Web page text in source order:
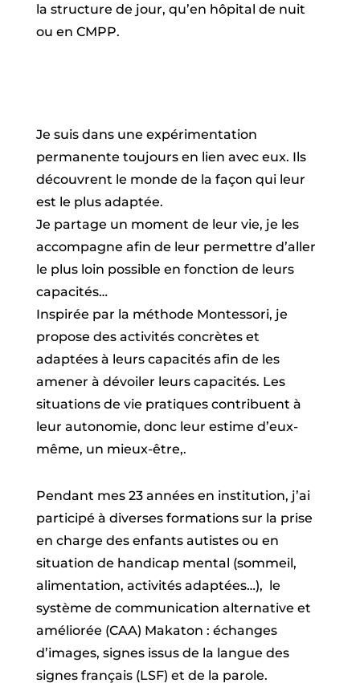
la structure de jour, qu’en hôpital de nuit
ou en CMPP.
Je suis dans une expérimentation
permanente toujours en lien avec eux. Ils
découvrent le monde de la façon qui leur
est le plus adaptée.
Je partage un moment de leur vie, je les
accompagne afin de leur permettre d’aller
le plus loin possible en fonction de leurs
capacités…
Inspirée par la méthode Montessori, je
propose des activités concrètes et
adaptées à leurs capacités afin de les
amener à dévoiler leurs capacités. Les
situations de vie pratiques contribuent à
leur autonomie, donc leur estime d’eux-
même, un mieux-être,.
Pendant mes 23 années en institution, j’ai
participé à diverses formations sur la prise
en charge des enfants autistes ou en
situation de handicap mental (sommeil,
alimentation, activités adaptées…), le
système de communication alternative et
améliorée (CAA) Makaton : échanges
d’images, signes issus de la langue des
signes français (LSF) et de la parole.